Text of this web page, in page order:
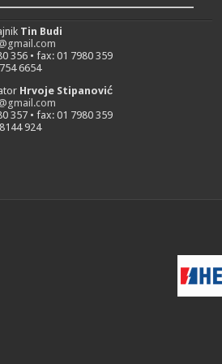
Tin Budi
356 • fax: 01 7980 359
6654
Hrvoje Stipanović
357 • fax: 01 7980 359
924